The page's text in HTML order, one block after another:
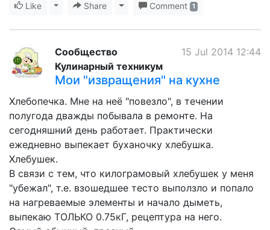
Like Toggle Dropdown
Share Toggle Dropdown
Comment 1
15 Jul 2014 12:44
Сообщество
Кулинарный техникум
Мои "извращения" на кухне
Хлебопечка. Мне на неё "повезло", в течении
полугода дважды побывала в ремонте. На
сегодняшний день работает. Практически
ежедневно выпекает буханочку хлебушка.
Хлебушек.
В связи с тем, что килограмовый хлебушек у меня
"убежал", т.е. взошедшее тесто выползло и попало
на нагреваемые элементы и начало дыметь,
выпекаю ТОЛЬКО 0.75кГ, рецептура на него.